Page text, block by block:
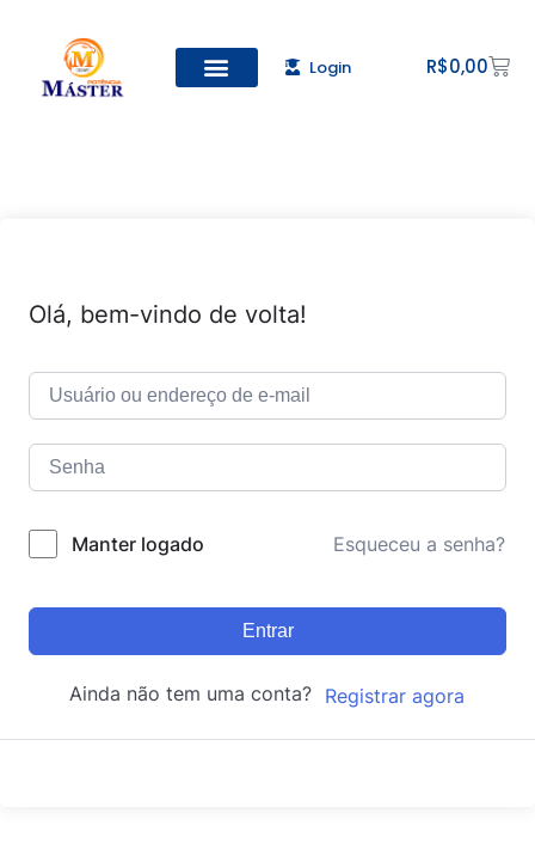
Login R$0,00
Olá, bem-vindo de volta!
Manter logado Esqueceu a senha?
Entrar
Ainda não tem uma conta? Registrar agora